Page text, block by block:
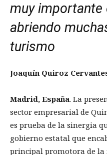
muy importante
abriendo
turismo
Joaquín Quiroz
Madrid, España. La
sector empresarial de
es prueba de la sinergia
gobierno estatal que
principal promotora de la